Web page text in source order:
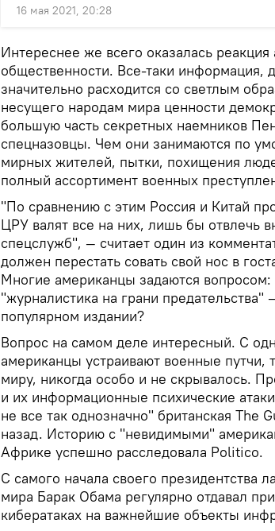
16 мая 2021, 20:28
Интереснее же всего оказалась реакция
общественности. Все-таки информация,
значительно расходится со светлым
несущего народам мира ценности
большую часть секретных наемников
спецназовцы. Чем они занимаются по
мирных жителей, пытки, похищения
полный ассортимент военных
"По сравнению с этим Россия и Китай
ЦРУ валят все на них, лишь бы отвлечь
спецслужб", — считает один из
должен перестать совать свой нос в
Многие американцы задаются вопросом:
"журналистика на грани предательства"
популярном издании?
Вопрос на самом деле интересный. С
американцы устраивают военные путчи,
миру, никогда особо и не скрывалось.
и их информационные психические
не все так однозначно" британская The
назад. Историю с "невидимыми"
Африке успешно расследовала Politico.
С самого начала своего президентства
мира Барак Обама регулярно отдавал
кибератаках на важнейшие объекты